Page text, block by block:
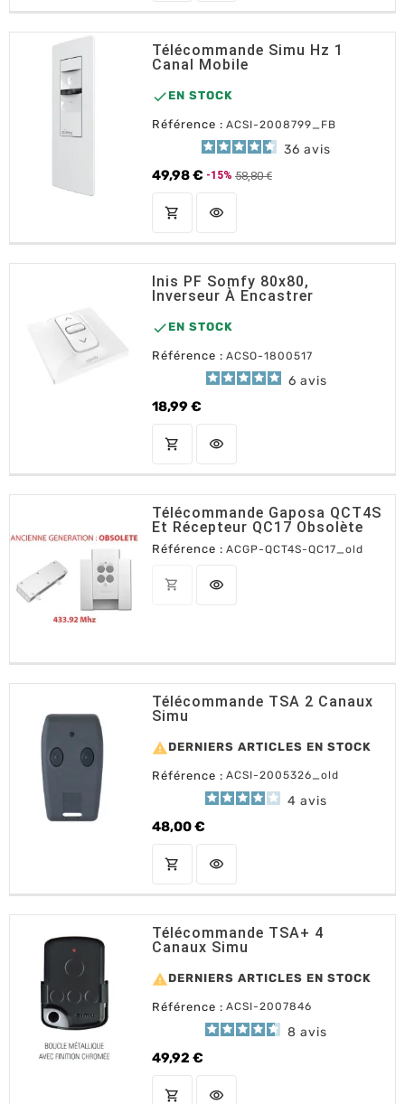
Télécommande Simu Hz 1
Canal Mobile
 EN STOCK
Référence : ACSI-2008799_FB
36avis
49,98 €
Prix de base
-15% 58,80 €
Prix
shopping_cart AJOUTER AU PANIER
visibility
Inis PF Somfy 80x80,
Inverseur À Encastrer
 EN STOCK
Référence : ACSO-1800517
6 avis
18,99 €
Prix
shopping_cart AJOUTER AU PANIER
visibility
Télécommande Gaposa QCT4S
Et Récepteur QC17 Obsolète
Référence : ACGP-QCT4S-QC17_old
shopping_cart OUT OF STOCK
visibility
Télécommande TSA 2 Canaux
Simu
 DERNIERS ARTICLES EN STOCK
Référence : ACSI-2005326_old
4avis
48,00 €
Prix
shopping_cart AJOUTER AU PANIER
visibility
Télécommande TSA+ 4
Canaux Simu
 DERNIERS ARTICLES EN STOCK
Référence : ACSI-2007846
8avis
49,92 €
Prix
shopping_cart AJOUTER AU PANIER
visibility